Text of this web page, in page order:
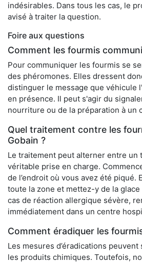
indésirables. Dans tous les cas, le
avisé à traiter la question.
Foire aux questions
Comment les fourmis
Pour communiquer les fourmis se
des phéromones. Elles dressent
distinguer le message que véhicule
en présence. Il peut s'agir du
nourriture ou de la préparation à un
Quel traitement contre les
Gobain ?
Le traitement peut alterner entre un
véritable prise en charge.
de l’endroit où vous avez été piqué.
toute la zone et mettez-y de la glace
cas de réaction allergique sévère,
immédiatement dans un centre
Comment éradiquer les
Les mesures d’éradications
les produits chimiques. Toutefois,